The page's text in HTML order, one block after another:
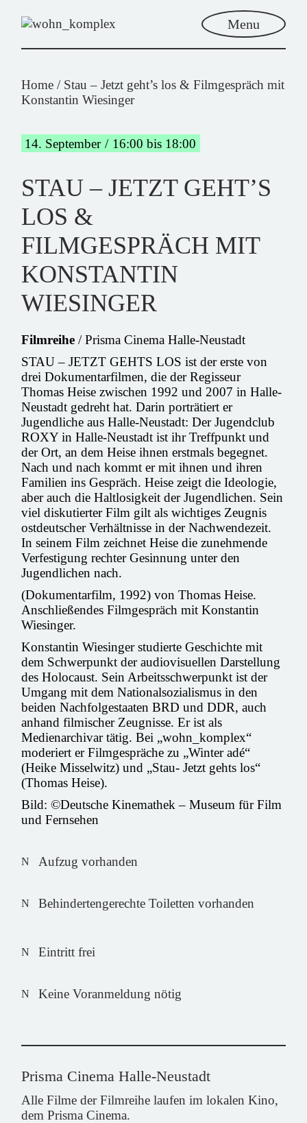
Menu
Home
Stau – Jetzt geht’s los & Filmgespräch mit
Konstantin Wiesinger
14. September 16:00 bis 18:00
STAU – JETZT GEHT’S
LOS &
FILMGESPRÄCH MIT
KONSTANTIN
WIESINGER
Filmreihe / Prisma Cinema Halle-Neustadt
STAU – JETZT GEHTS LOS ist der erste von
drei Dokumentarfilmen, die der Regisseur
Thomas Heise zwischen 1992 und 2007 in Halle-
Neustadt gedreht hat. Darin porträtiert er
Jugendliche aus Halle-Neustadt: Der Jugendclub
ROXY in Halle-Neustadt ist ihr Treffpunkt und
der Ort, an dem Heise ihnen erstmals begegnet.
Nach und nach kommt er mit ihnen und ihren
Familien ins Gespräch. Heise zeigt die Ideologie,
aber auch die Haltlosigkeit der Jugendlichen. Sein
viel diskutierter Film gilt als wichtiges Zeugnis
ostdeutscher Verhältnisse in der Nachwendezeit.
In seinem Film zeichnet Heise die zunehmende
Verfestigung rechter Gesinnung unter den
Jugendlichen nach.
(Dokumentarfilm, 1992) von Thomas Heise.
Anschließendes Filmgespräch mit Konstantin
Wiesinger.
Konstantin Wiesinger studierte Geschichte mit
dem Schwerpunkt der audiovisuellen Darstellung
des Holocaust. Sein Arbeitsschwerpunkt ist der
Umgang mit dem Nationalsozialismus in den
beiden Nachfolgestaaten BRD und DDR, auch
anhand filmischer Zeugnisse. Er ist als
Medienarchivar tätig. Bei „wohn_komplex“
moderiert er Filmgespräche zu „Winter adé“
(Heike Misselwitz) und „Stau- Jetzt gehts los“
(Thomas Heise).
Bild: ©Deutsche Kinemathek – Museum für Film
und Fernsehen
Aufzug vorhanden
Behindertengerechte Toiletten vorhanden
Eintritt frei
Keine Voranmeldung nötig
Prisma Cinema Halle-Neustadt
Alle Filme der Filmreihe laufen im lokalen Kino,
dem Prisma Cinema.